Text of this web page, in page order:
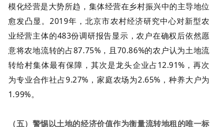
模化经营是大势所趋，集体经营在乡村振兴中的主导地位
愈发凸显。2019年，北京市农村经济研究中心对新型农
业经营主体的483份调研报告显示，农户在确权后依然愿
意将农地流转的占87.75%，且70.86%的农户认为土地流
转给村集体最有保障，其次是龙头企业占12.91%，再次
为专业合作社占9.27%，家庭农场为2.65%，种养大户为
1.99%。
（五）警惕以土地的经济价值作为衡量流转地租的唯一标